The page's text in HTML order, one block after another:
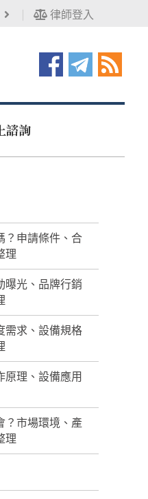
律師登入
諮詢
？申請條件、合
理
曝光、品牌行銷
需求、設備規格
原理、設備應用
？市場環境、產
理